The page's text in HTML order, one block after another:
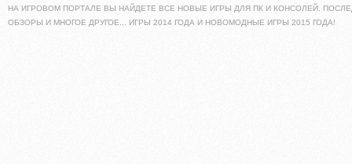
НА ИГРОВОМ ПОРТАЛЕ ВЫ НАЙДЕТЕ ВСЕ НОВЫЕ ИГРЫ ДЛЯ ПК И КОНСОЛЕЙ.
ОБЗОРЫ И МНОГОЕ ДРУГОЕ... ИГРЫ 2014 ГОДА И НОВОМОДНЫЕ ИГРЫ 2015 ГОДА!